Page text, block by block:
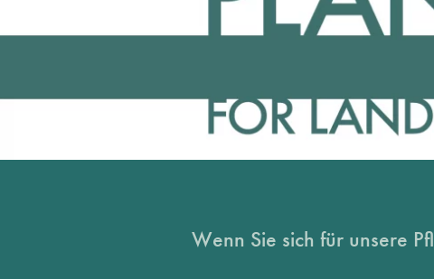
Wenn Sie sich für unsere